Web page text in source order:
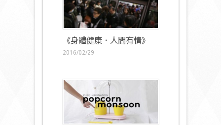
《身體健康．人間有情》
2016/02/29